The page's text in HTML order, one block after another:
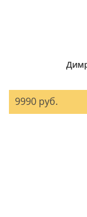
9990 руб.